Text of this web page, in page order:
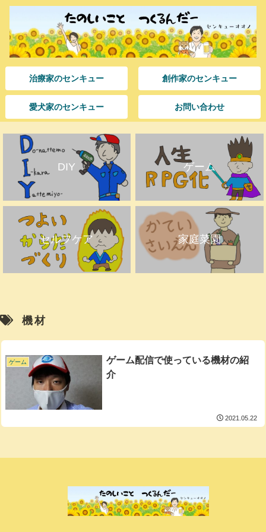
治療家のセンキュー 創作家のセンキュー
愛犬家のセンキュー お問い合わせ
DIY ゲーム
セルフケア 家庭菜園
機材
ゲーム
ゲーム配信で使っている機材の紹
介
2021.05.22